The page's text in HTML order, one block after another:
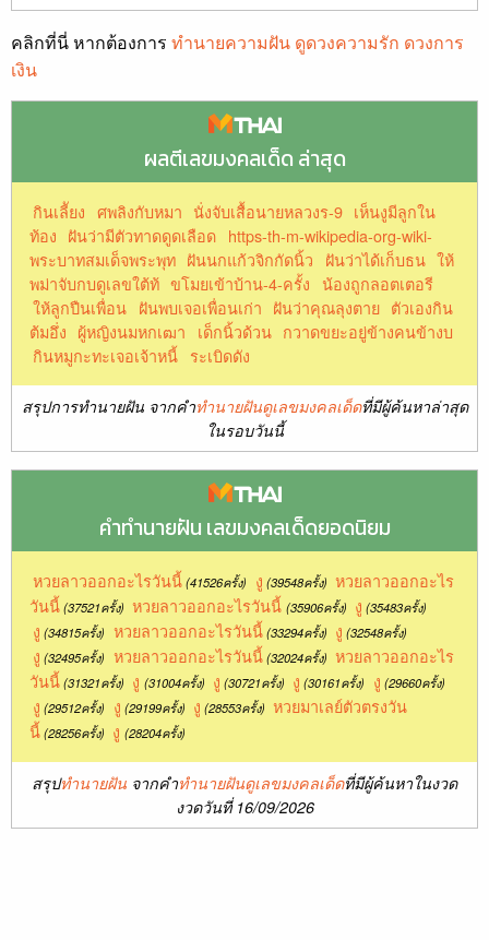
คลิกที่นี่ หากต้องการ ทำนายความฝัน ดูดวงความรัก ดวงการ
เงิน
ผลตีเลขมงคลเด็ด ล่าสุด
กินเลีัยง ศพลิงกับหมา นั่งจับเสื้อนายหลวงร-9 เห็นงูมีลูกใน
ท้อง ฝันว่ามีตัวทาดดูดเลือด https-th-m-wikipedia-org-wiki-
พระบาทสมเด็จพระพุท ฝันนกแก้วจิกกัดนิ้ว ฝันว่าได้เก็บธน ให้
พม่าจับกบดูเลขใต้ท้ ขโมยเข้าบ้าน-4-ครั้ง
น้องถูกลอตเตอรี
ให้ลูกปืนเพื่อน ฝันพบเจอเพื่อนเก่า ฝันว่าคุณลุงตาย ตัวเองกิน
ต้มอึ่ง ผู้หญิงนมหกเฒา เด็กนิ้วด้วน กวาดขยะอยู่ข้างคนข้างบ
กินหมูกะทะเจอเจ้าหนี้ ระเบิดดัง
สรุปการทำนายฝัน จากคำทำนายฝันดูเลขมงคลเด็ดที่มีผู้ค้นหาล่าสุด
ในรอบวันนี้
คำทำนายฝัน เลขมงคลเด็ดยอดนิยม
หวยลาวออกอะไรวันนี้ (41526ครั้ง) งู (39548ครั้ง) หวยลาวออกอะไร
วันนี้(37521ครั้ง) หวยลาวออกอะไรวันนี้ (35906ครั้ง) งู (35483ครั้ง)
งู (34815ครั้ง) หวยลาวออกอะไรวันนี้ (33294ครั้ง) งู (32548ครั้ง)
งู (32495ครั้ง) หวยลาวออกอะไรวันนี้ (32024ครั้ง) หวยลาวออกอะไร
วันนี้(31321ครั้ง) งู (31004ครั้ง) งู (30721ครั้ง) งู (30161ครั้ง) งู (29660ครั้ง)
งู (29512ครั้ง) งู (29199ครั้ง) งู (28553ครั้ง) หวยมาเลย์ตัวตรงวัน
นี้(28256ครั้ง) งู (28204ครั้ง)
สรุปทำนายฝัน จากคำทำนายฝันดูเลขมงคลเด็ดที่มีผู้ค้นหาในงวด
งวดวันที่ 16/09/2026